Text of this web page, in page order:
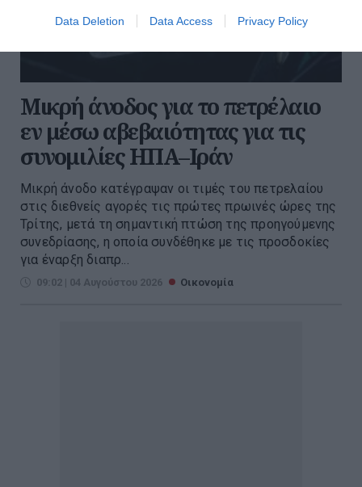
Data Deletion Data Access Privacy Policy
Μικρή άνοδος για το πετρέλαιο
εν μέσω αβεβαιότητας για τις
συνομιλίες ΗΠΑ–Ιράν
Μικρή άνοδο κατέγραψαν οι τιμές του πετρελαίου
στις διεθνείς αγορές τις πρώτες πρωινές ώρες της
Τρίτης, μετά τη σημαντική πτώση της προηγούμενης
συνεδρίασης, η οποία συνδέθηκε με τις προσδοκίες
για έναρξη διαπρ...
09:02 | 04 Αυγούστου 2026 Οικονομία